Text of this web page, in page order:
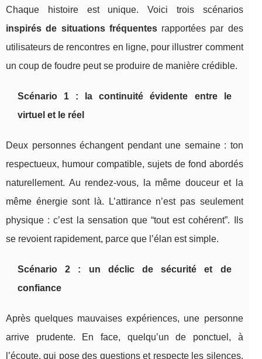
Chaque histoire est unique. Voici trois scénarios
inspirés de situations fréquentesrapportées par des
utilisateurs de rencontres en ligne, pour illustrer comment
un coup de foudre peut se produire de manière crédible.
Scénario 1 : la continuité évidente entre le
virtuel et le réel
Deux personnes échangent pendant une semaine : ton
respectueux, humour compatible, sujets de fond abordés
naturellement. Au rendez-vous, la même douceur et la
même énergie sont là. L’attirance n’est pas seulement
physique : c’est la sensation que “tout est cohérent”. Ils
se revoient rapidement, parce que l’élan est simple.
Scénario 2 : un déclic de sécurité et de
confiance
Après quelques mauvaises expériences, une personne
arrive prudente. En face, quelqu’un de ponctuel, à
l’écoute, qui pose des questions et respecte les silences.